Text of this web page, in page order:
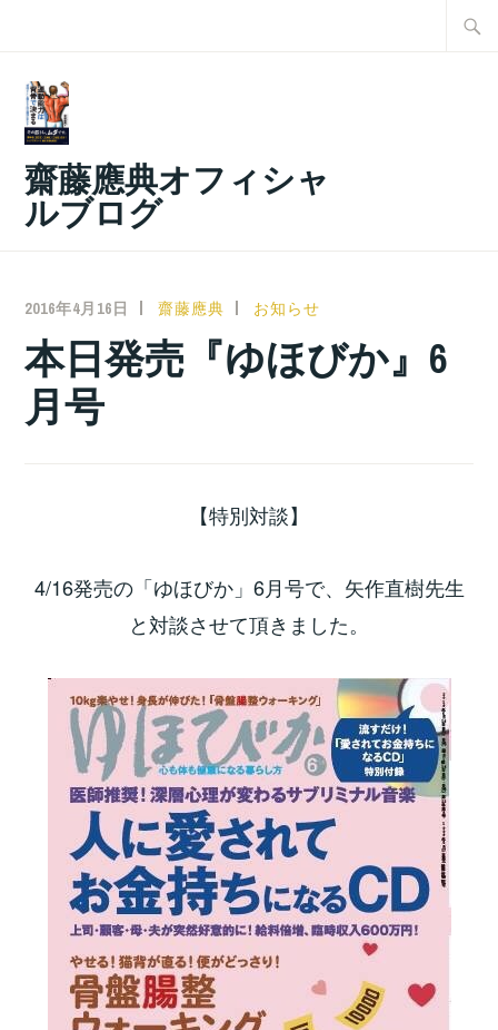
齋藤應典オフィシャ
ルブログ
2016年4月16日 齋藤應典 お知らせ
本日発売『ゆほびか』6
月号
【特別対談】
4/16発売の「ゆほびか」6月号で、矢作直樹先生
と対談させて頂きました。